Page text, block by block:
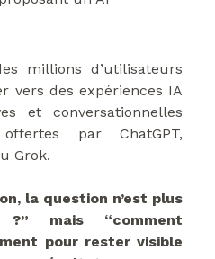
millions d’utilisateurs
vers des expériences IA
et conversationnelles
par ChatGPT,
Grok.
la question n’est plus
?” mais “comment
pour rester visible